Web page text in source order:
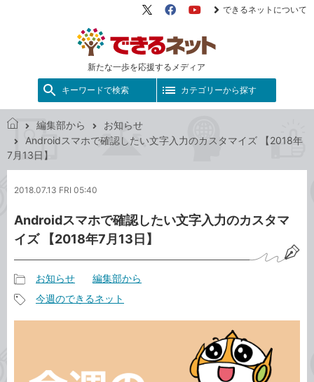
新たな一歩を応援するメディア
X（旧
FacebookYouTube
できるネットについて
キーワードで検索 カテゴリーから探す
で
き
ッ
編集部から
お知らせ
Androidスマホで確認したい文字入力のカスタマイズ 【2018年
7月13日】
2018.07.13 FRI 05:40
Androidスマホで確認したい文字入力のカスタマ
イズ 【2018年7月13日】
事
カ
リ
お知らせ 編集部から
今週のできるネット